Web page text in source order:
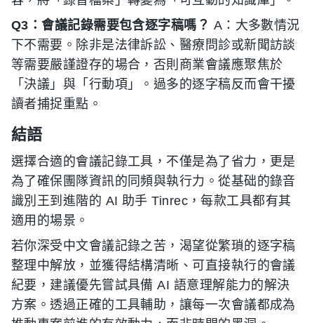
Q3：會議記錄需要包含逐字稿嗎？ A：大多數情況
下不需要。除非是法律訴訟、醫療問診或新聞訪談
等需要嚴謹證存的場合，否則商業會議應聚焦於
「決議」與「行動項」。過多的逐字稿反而會干擾
讀者捕捉重點。
結語
選擇合適的會議記錄工具，不僅是為了省力，更是
為了確保團隊資訊的同頻與執行力。從基础的錄音
識別王到進階的 AI 助手 Tinrec，每款工具都有其
適用的場景。
若你深受中文會議記錄之苦，渴望從繁瑣的逐字稿
整理中解放，並獲得結構清晰、可直接執行的會議
紀要，建議優先嘗試具備 AI 語意理解能力的解決
方案。透過正確的工具輔助，讓每一次會議都成為